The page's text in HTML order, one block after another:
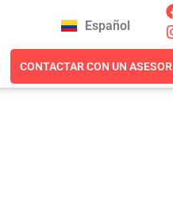
Español
CONTACTAR CON UN ASESOR